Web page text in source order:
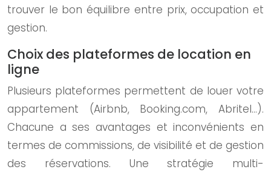
trouver le bon équilibre entre prix, occupation et
gestion.
Choix des plateformes de location en
ligne
Plusieurs plateformes permettent de louer votre
appartement (Airbnb, Booking.com, Abritel…).
Chacune a ses avantages et inconvénients en
termes de commissions, de visibilité et de gestion
des réservations. Une stratégie multi-